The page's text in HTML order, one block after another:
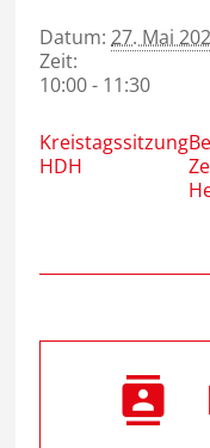
Datum: 27. Mai
Zeit:
10:00 - 11:30
Kreistagssitzung
HDH